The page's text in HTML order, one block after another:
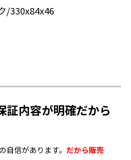
330x84x46
証内容が明確だから
自信があります。 だから販売